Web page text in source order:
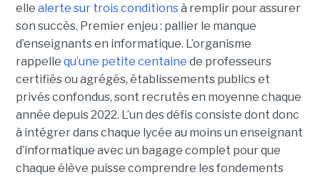
elle alerte sur trois conditionsà remplir pour assurer
son succès. Premier enjeu : pallier le manque
d’enseignants en informatique. L’organisme
rappelle qu’une petite centaine de professeurs
certifiés ou agrégés, établissements publics et
privés confondus, sont recrutés en moyenne chaque
année depuis 2022. L’un des défis consiste dont donc
à intégrer dans chaque lycée au moins un enseignant
d’informatique avec un bagage complet pour que
chaque élève puisse comprendre les fondements